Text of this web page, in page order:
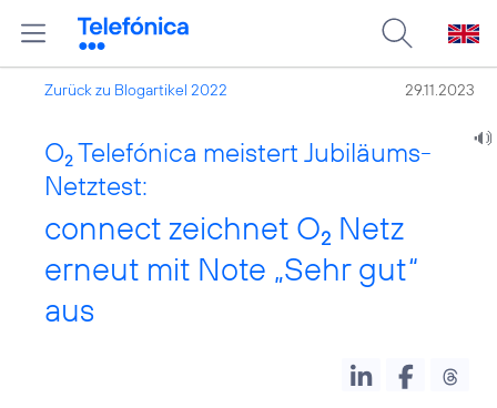
Zurück zu Blogartikel 2022 29.11.2023
O2 Telefónica meistert Jubiläums-
Netztest:
connect zeichnet O2 Netz
erneut mit Note „Sehr gut“
aus